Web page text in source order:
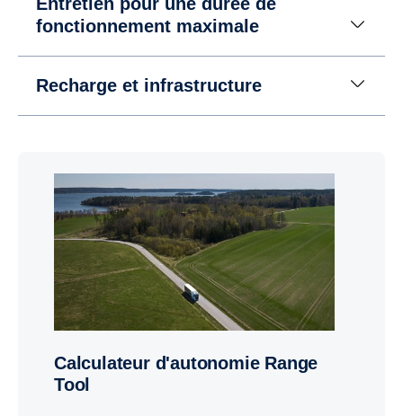
fonctionnement maximale
Recharge et infrastructure
Calculateur d'autonomie Range
Tool